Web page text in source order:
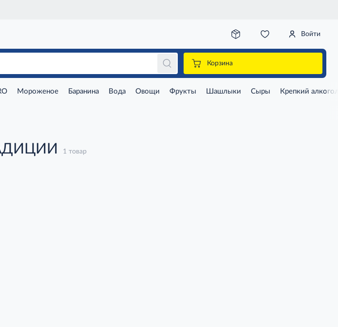
Войти
Корзина
Мороженое Баранина Вода Овощи Фрукты Шашлыки Сыры Крепкий
1 товар